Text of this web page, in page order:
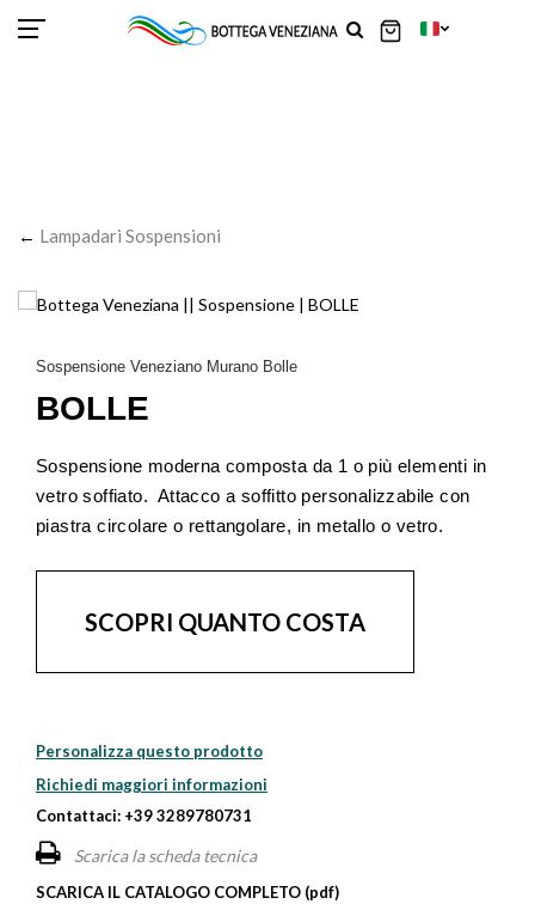
← Lampadari Sospensioni
Sospensione Veneziano Murano Bolle
BOLLE
Sospensione moderna composta da 1 o più elementi in
vetro soffiato. Attacco a soffitto personalizzabile con
piastra circolare o rettangolare, in metallo o vetro.
SCOPRI QUANTO COSTA
Personalizza questo prodotto
Richiedi maggiori informazioni
Contattaci: +39 3289780731
Scarica la scheda tecnica
SCARICA IL CATALOGO COMPLETO (pdf)